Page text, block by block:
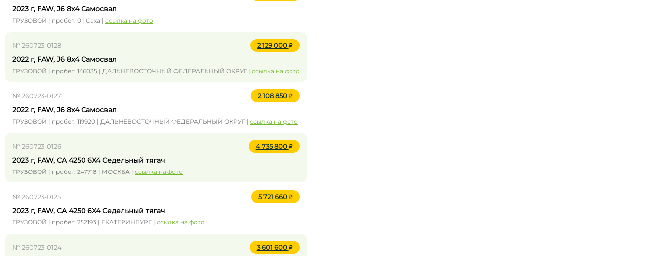
2023 г, FAW, J6 8x4 Самосвал
ГРУЗОВОЙ | пробег: 0 | Саха | ссылка на фото
№ 260723-0128 2 129 000
2022 г, FAW, J6 8x4 Самосвал
ГРУЗОВОЙ | пробег: 146035 | ДАЛЬНЕВОСТОЧНЫЙ ФЕДЕРАЛЬНЫЙ ОКРУГ | ссылка на фото
№ 260723-0127 2 108 850
2022 г, FAW, J6 8x4 Самосвал
ГРУЗОВОЙ | пробег: 119920 | ДАЛЬНЕВОСТОЧНЫЙ ФЕДЕРАЛЬНЫЙ ОКРУГ | ссылка на фото
№ 260723-0126 4 735 800
2023 г, FAW, CA 4250 6X4 Седельный тягач
ГРУЗОВОЙ | пробег: 247718 | МОСКВА | ссылка на фото
№ 260723-0125 5 721 660
2023 г, FAW, CA 4250 6X4 Седельный тягач
ГРУЗОВОЙ | пробег: 252193 | ЕКАТЕРИНБУРГ | ссылка на фото
№ 260723-0124 3 601 600